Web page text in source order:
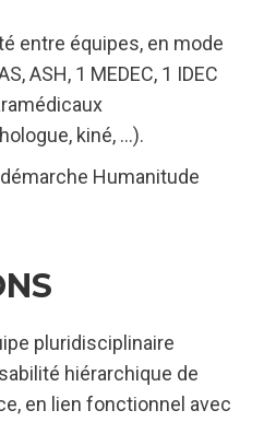
entre équipes, en mode
ASH, 1 MEDEC, 1 IDEC
kiné, …).
Humanitude
pluridisciplinaire
hiérarchique de
en lien fonctionnel avec